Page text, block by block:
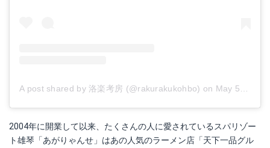
A post shared by 洛楽考房 (@rakurakukohbo) on May 5, 2018 at 9:36pm PDT
2004年に開業して以来、たくさんの人に愛されているスパリゾー
ト雄琴「あがりゃんせ」はあの人気のラーメン店「天下一品グル